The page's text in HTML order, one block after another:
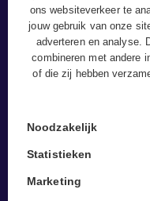
ons websiteverkeer te
jouw gebruik van onze
adverteren en analyse.
combineren met andere
of die zij hebben
Noodzakelijk
Statistieken
Marketing